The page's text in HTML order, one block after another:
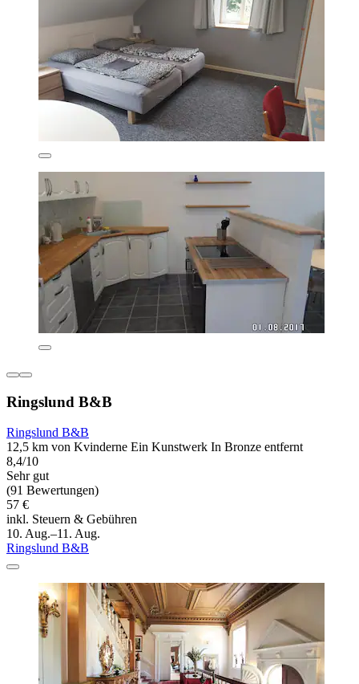
Ringslund B&B
Ringslund B&B
12,5 km von Kvinderne Ein Kunstwerk In Bronze entfernt
8,4/10
Sehr gut
(91 Bewertungen)
57 €
inkl. Steuern & Gebühren
10. Aug.–11. Aug.
Ringslund B&B